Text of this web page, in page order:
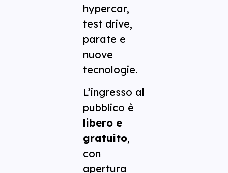
hypercar,
test drive,
parate e
nuove
tecnologie.
L’ingresso al
pubblico è
libero e
gratuito,
con
apertura